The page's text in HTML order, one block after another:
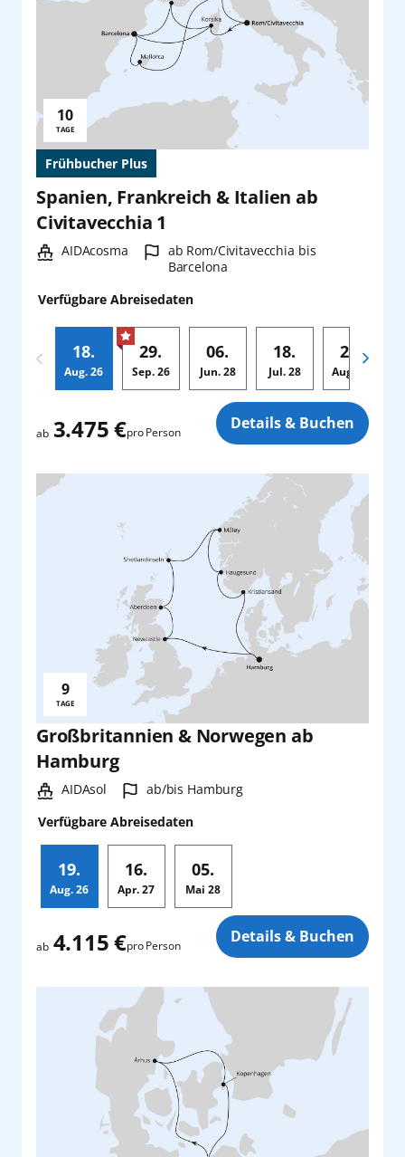
Frühbucher Plus
Spanien, Frankreich & Italien ab
Civitavecchia 1
Schiff:
AIDAcosma Hafen:
ab Rom/Civitavecchia bis
Barcelona
Verfügbare Abreisedaten
18.
Aug. 26
29.
Sep.26
06.
Jun.28
18.
Jul.28
29.
Aug.
Reisedauer:
10
TAGE
ab 3.475 €pro Person Details & Buchen
Großbritannien & Norwegen ab
Hamburg
Schiff:
AIDAsol Hafen:
ab/bis Hamburg
Verfügbare Abreisedaten
19.
Aug. 26
16.
Apr. 27
05.
Mai 28
Reisedauer:
9
TAGE
ab 4.115 €pro Person Details & Buchen